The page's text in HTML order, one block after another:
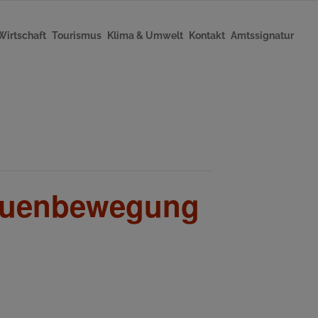
Tourismus Klima & Umwelt Kontakt Amtssignatur